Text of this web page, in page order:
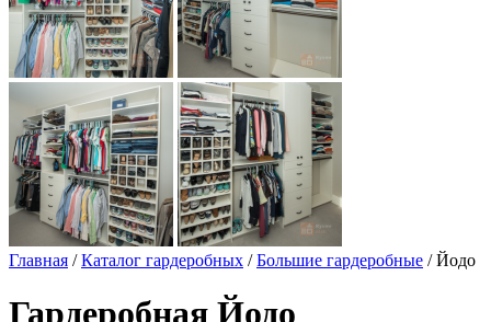
Главная /Каталог гардеробных /Большие гардеробные / Йодо
Гардеробная Йодо